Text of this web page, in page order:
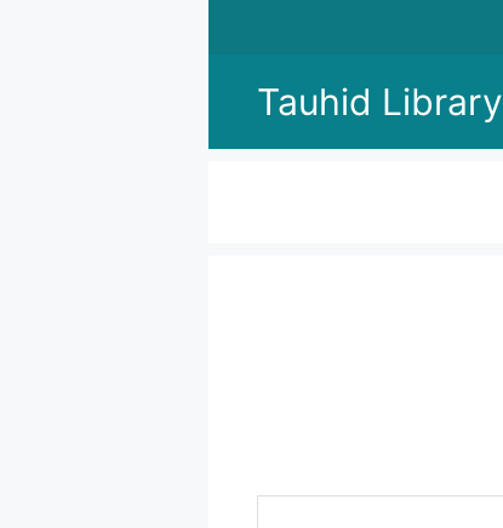
Tauhid Library